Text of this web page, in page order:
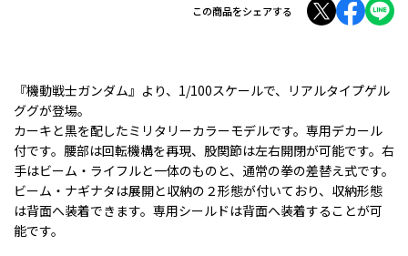
この商品をシェアする
『機動戦士ガンダム』より、1/100スケールで、リアルタイプゲル
ググが登場。
カーキと黒を配したミリタリーカラーモデルです。専用デカール
付です。腰部は回転機構を再現、股関節は左右開閉が可能です。右
手はビーム・ライフルと一体のものと、通常の拳の差替え式です。
ビーム・ナギナタは展開と収納の２形態が付いており、収納形態
は背面へ装着できます。専用シールドは背面へ装着することが可
能です。